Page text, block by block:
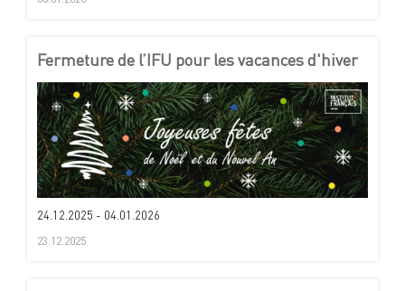
Fermeture de l’IFU pour les vacances d'hiver
24.12.2025 - 04.01.2026
23.12.2025